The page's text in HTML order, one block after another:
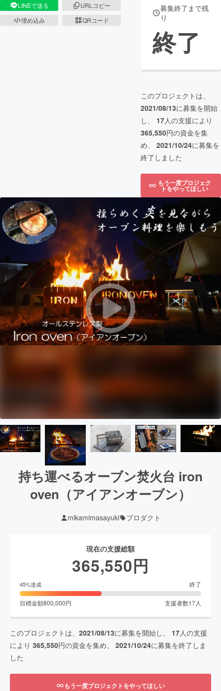
LINEで送る
URLコピー
埋め込み
QRコード
募集終了まで残
り
終了
このプロジェクトは、
2021/08/13に募集を開始
し、 17人の支援により
365,550円の資金を集
め、 2021/10/24に募集を
終了しました
もう一度プロジェク
トをやってほしい
持ち運べるオーブン焚火台 iron
oven（アイアンオーブン）
mikamimasayuki プロダクト
現在の支援総額
365,550円
45%達成 終了
目標金額800,000円 支援者数17人
このプロジェクトは、 2021/08/13に募集を開始し、 17人の支援
により 365,550円の資金を集め、 2021/10/24に募集を終了しま
した
もう一度プロジェクトをやってほしい